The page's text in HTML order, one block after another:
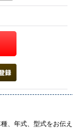
、年式、型式をお伝え